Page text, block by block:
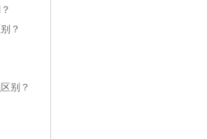
？
别？